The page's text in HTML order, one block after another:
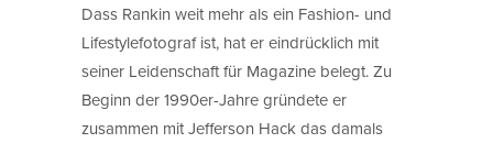
Dass Rankin weit mehr als ein Fashion- und
Lifestylefotograf ist, hat er eindrücklich mit
seiner Leidenschaft für Magazine belegt. Zu
Beginn der 1990er-Jahre gründete er
zusammen mit Jefferson Hack das damals